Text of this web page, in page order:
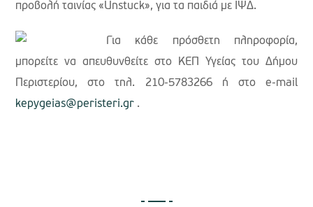
προβολή ταινίας «Unstuck», για τα παιδιά με ΙΨΔ.
Για κάθε πρόσθετη πληροφορία,
μπορείτε να απευθυνθείτε στο ΚΕΠ Υγείας του Δήμου
Περιστερίου, στο τηλ. 210-5783266 ή στο e-mail
kepygeias@peristeri.gr .